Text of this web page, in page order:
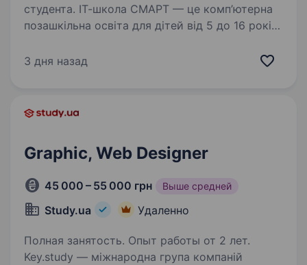
студента. ІТ-школа СМАРТ — це комп’ютерна
позашкільна освіта для дітей від 5 до 16 років.
Слобожанський, Комунар. Зараз відкрита
3 дня назад
Graphic, Web Designer
45 000 – 55 000 грн Выше средней
Study.ua Удаленно
Полная занятость. Опыт работы от 2 лет.
Key.study — міжнародна група компаній